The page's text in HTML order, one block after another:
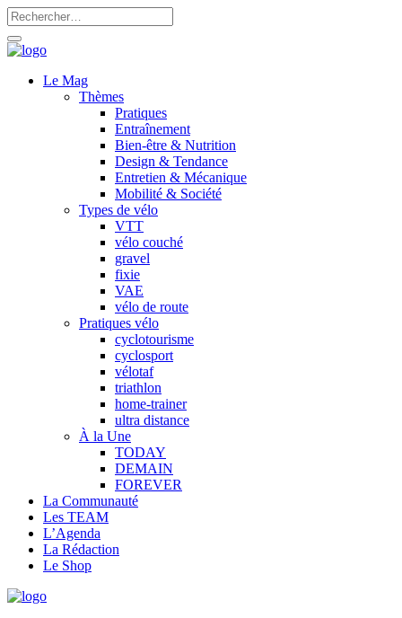
Le Mag
Thèmes
Pratiques
Entraînement
Bien-être & Nutrition
Design & Tendance
Entretien & Mécanique
Mobilité & Société
Types de vélo
VTT
vélo couché
gravel
fixie
VAE
vélo de route
Pratiques vélo
cyclotourisme
cyclosport
vélotaf
triathlon
home-trainer
ultra distance
À la Une
TODAY
DEMAIN
FOREVER
La Communauté
Les TEAM
L’Agenda
La Rédaction
Le Shop